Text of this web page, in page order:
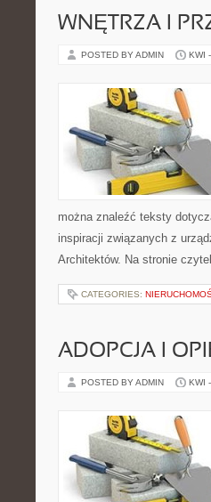
WNĘTRZA I
POSTED BY ADMIN KWI
można znaleźć teksty
inspiracji związanych z
Architektów. Na stronie
CATEGORIES:
ADOPCJA I
POSTED BY ADMIN KWI